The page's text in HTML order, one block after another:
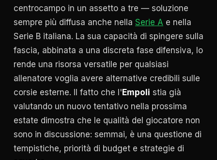
centrocampo in un assetto a tre — soluzione
sempre più diffusa anche nella Serie A e nella
Serie B italiana. La sua capacità di spingere sulla
fascia, abbinata a una discreta fase difensiva, lo
rende una risorsa versatile per qualsiasi
allenatore voglia avere alternative credibili sulle
corsie esterne. Il fatto che l' Empoli stia già
valutando un nuovo tentativo nella prossima
estate dimostra che le qualità del giocatore non
sono in discussione: semmai, è una questione di
tempistiche, priorità di budget e strategie di